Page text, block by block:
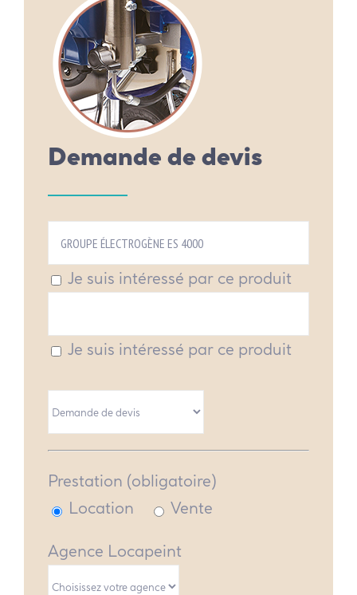
Demande de devis
Je suis intéressé par ce produit
Je suis intéressé par ce produit
Prestation (obligatoire)
Location
Vente
Agence Locapeint